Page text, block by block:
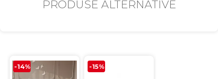
PRODUSE ALTERNATIVE
-14% -15%